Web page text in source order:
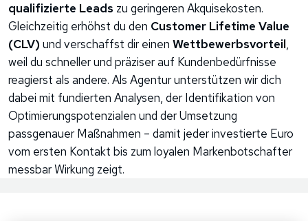
qualifizierte Leads zu geringeren Akquisekosten.
Gleichzeitig erhöhst du den Customer Lifetime Value
(CLV) und verschaffst dir einen Wettbewerbsvorteil,
weil du schneller und präziser auf Kundenbedürfnisse
reagierst als andere. Als Agentur unterstützen wir dich
dabei mit fundierten Analysen, der Identifikation von
Optimierungspotenzialen und der Umsetzung
passgenauer Maßnahmen – damit jeder investierte Euro
vom ersten Kontakt bis zum loyalen Markenbotschafter
messbar Wirkung zeigt.